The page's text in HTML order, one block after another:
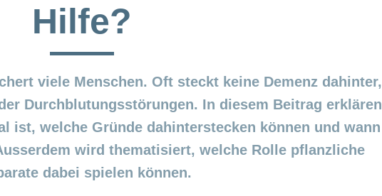
Hilfe?
viele Menschen. Oft steckt keine Demenz dahinter,
Durchblutungsstörungen. In diesem Beitrag erklären
ist, welche Gründe dahinterstecken können und wann
wird thematisiert, welche Rolle pflanzliche
dabei spielen können.